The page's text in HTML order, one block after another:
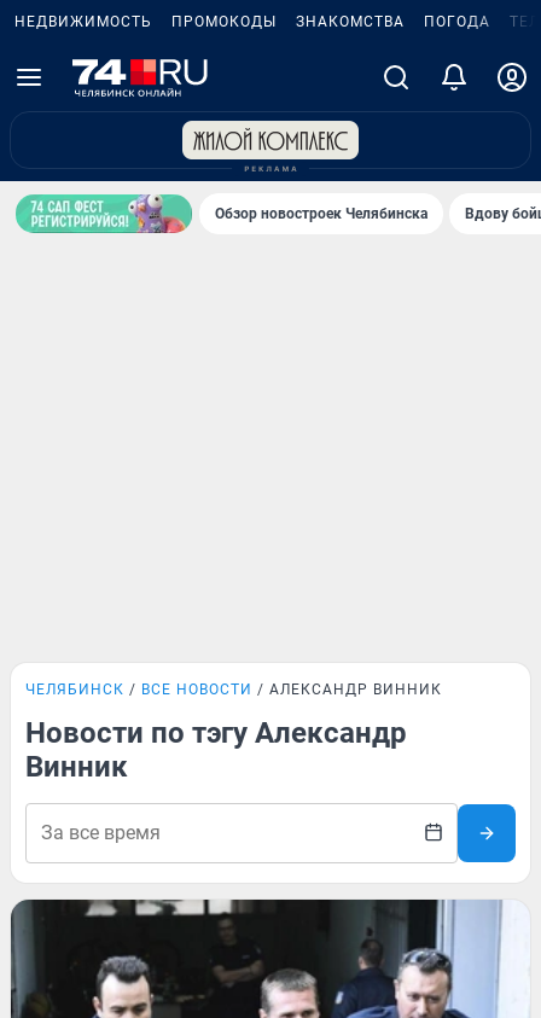
НЕДВИЖИМОСТЬ ПРОМОКОДЫ ЗНАКОМСТВА ПОГОДА
Обзор новостроек Челябинска Вдову
ЧЕЛЯБИНСК ВСЕ НОВОСТИ АЛЕКСАНДР ВИННИК
Новости по тэгу Александр
Винник